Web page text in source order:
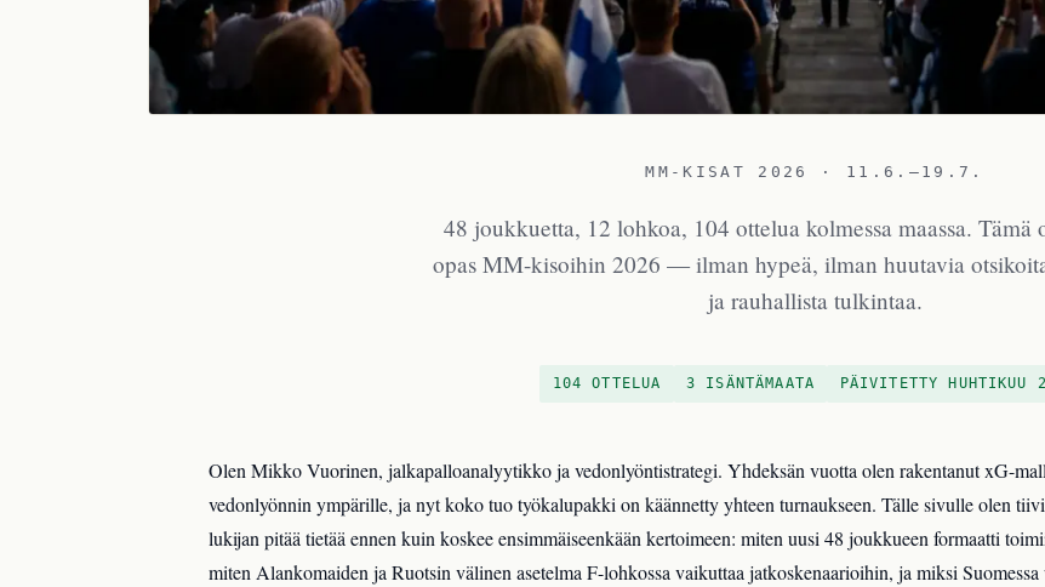
MM-KISAT 2026 · 11.6.–19.7.
48 joukkuetta, 12 lohkoa, 104 ottelua kolmessa maassa. Tämä
opas MM-kisoihin 2026 — ilman hypeä, ilman huutavia
ja rauhallista tulkintaa.
104 OTTELUA 3 ISÄNTÄMAATA PÄIVITETTY HUHTIKUU
Olen Mikko Vuorinen, jalkapalloanalyytikko ja vedonlyöntistrategi. Yhdeksän vuotta olen rakentanut xG-
vedonlyönnin ympärille, ja nyt koko tuo työkalupakki on käännetty yhteen turnaukseen. Tälle sivulle olen
lukijan pitää tietää ennen kuin koskee ensimmäiseenkään kertoimeen: miten uusi 48 joukkueen formaatti
miten Alankomaiden ja Ruotsin välinen asetelma F-lohkossa vaikuttaa jatkoskenaarioihin, ja miksi